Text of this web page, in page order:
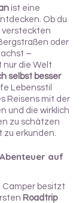
ist eine
Ob du
versteckten
oder
–
nur die Welt
selbst besser
Lebensstil
Reisens mit der
und die wirklich
zu schätzen
zu erkunden.
auf
Camper besitzt
Roadtrip